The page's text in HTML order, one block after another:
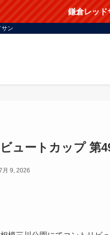
鎌倉レッド
ン
ュートカップ 第
月 9, 2026